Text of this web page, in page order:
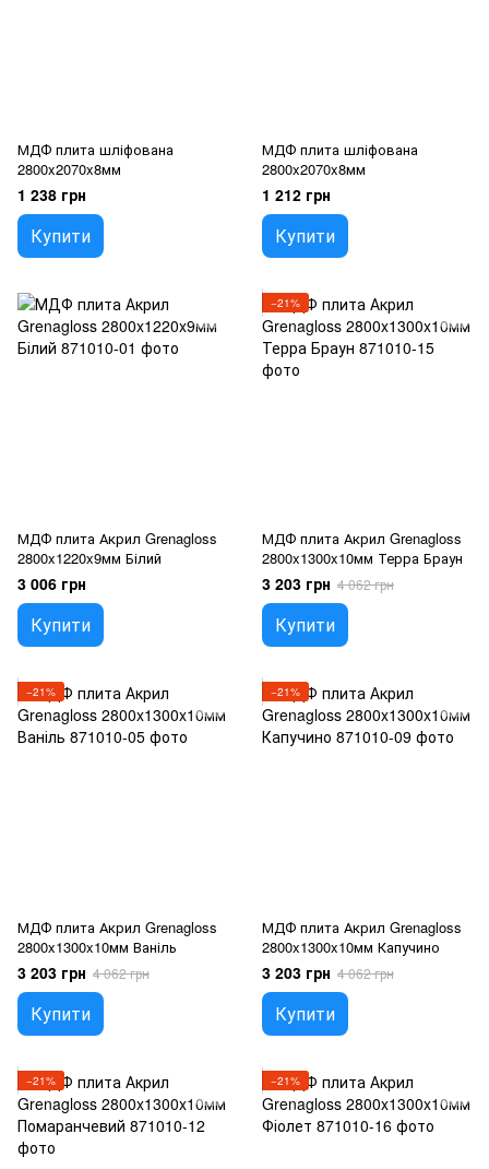
МДФ плита шліфована
2800x2070x8мм
1 238 грн
Купити
МДФ плита шліфована
2800x2070x8мм
1 212 грн
Купити
МДФ плита Акрил Grenagloss
2800x1220x9мм Білий
3 006 грн
Купити
−21%
МДФ плита Акрил Grenagloss
2800x1300x10мм Терра Браун
3 203 грн 4 062 грн
Купити
−21%
МДФ плита Акрил Grenagloss
2800x1300x10мм Ваніль
3 203 грн 4 062 грн
Купити
−21%
МДФ плита Акрил Grenagloss
2800x1300x10мм Капучино
3 203 грн 4 062 грн
Купити
−21% −21%